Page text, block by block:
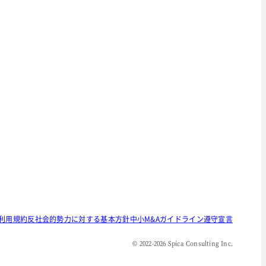
用規約反社会的勢力に対する基本方針中小M&Aガイドライン遵守宣言
© 2022-2026 Spica Consulting Inc.